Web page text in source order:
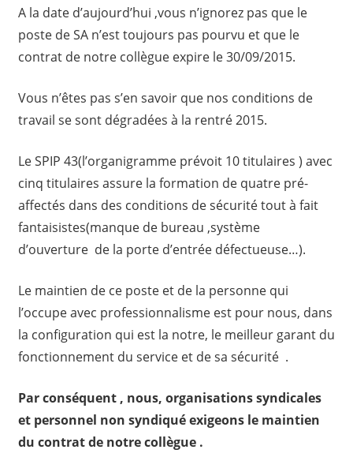
A la date d’aujourd’hui ,vous n’ignorez pas que le
poste de SA n’est toujours pas pourvu et que le
contrat de notre collègue expire le 30/09/2015.
Vous n’êtes pas s’en savoir que nos conditions de
travail se sont dégradées à la rentré 2015.
Le SPIP 43(l’organigramme prévoit 10 titulaires ) avec
cinq titulaires assure la formation de quatre pré-
affectés dans des conditions de sécurité tout à fait
fantaisistes(manque de bureau ,système
d’ouverture de la porte d’entrée défectueuse…).
Le maintien de ce poste et de la personne qui
l’occupe avec professionnalisme est pour nous, dans
la configuration qui est la notre, le meilleur garant du
fonctionnement du service et de sa sécurité .
Par conséquent , nous, organisations syndicales
et personnel non syndiqué exigeons le maintien
du contrat de notre collègue .